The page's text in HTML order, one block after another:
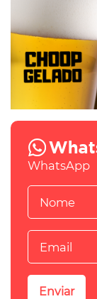
WhatsApp